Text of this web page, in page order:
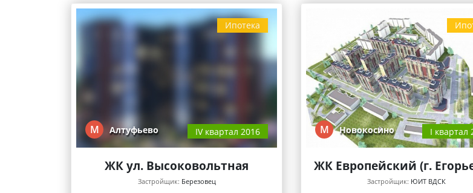
Ипотека
М Алтуфьево IV квартал 2016
ЖК ул. Высоковольтная
Застройщик: Березовец
М Новокосино I квартал
ЖК Европейский (г.
Застройщик: ЮИТ ВДСК